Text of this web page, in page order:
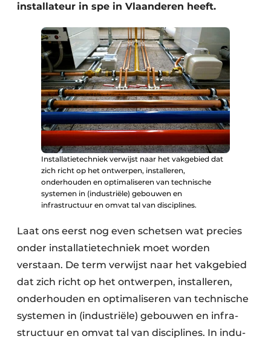
installateur in spe in Vlaanderen heeft.
Installatietechniek verwijst naar het vakgebied dat
zich richt op het ontwerpen, installeren,
onderhouden en optimaliseren van technische
systemen in (industriële) gebouwen en
infrastructuur en omvat tal van disciplines.
Laat ons eerst nog even schetsen wat precies
onder installatietechniek moet worden
verstaan. De term verwijst naar het vakgebied
dat zich richt op het ontwerpen, installeren,
onderhouden en opti­maliseren van technische
systemen in (industriële) gebouwen en infra­
structuur en omvat tal van disciplines. In indu­